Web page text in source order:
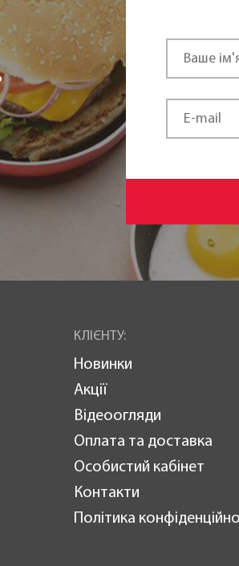
КЛІЄНТУ:
Новинки
Акції
Відеоогляди
Оплата та доставка
Особистий кабінет
Контакти
Політика